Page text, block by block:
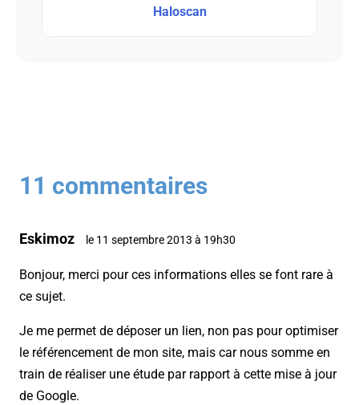
Haloscan
11 commentaires
Eskimoz le 11 septembre 2013 à 19h30
Bonjour, merci pour ces informations elles se font rare à
ce sujet.
Je me permet de déposer un lien, non pas pour optimiser
le référencement de mon site, mais car nous somme en
train de réaliser une étude par rapport à cette mise à jour
de Google.